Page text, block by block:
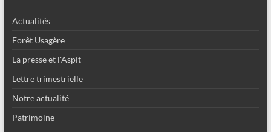
Actualités
Forêt Usagère
La presse et l'Aspit
Lettre trimestrielle
Notre actualité
Patrimoine